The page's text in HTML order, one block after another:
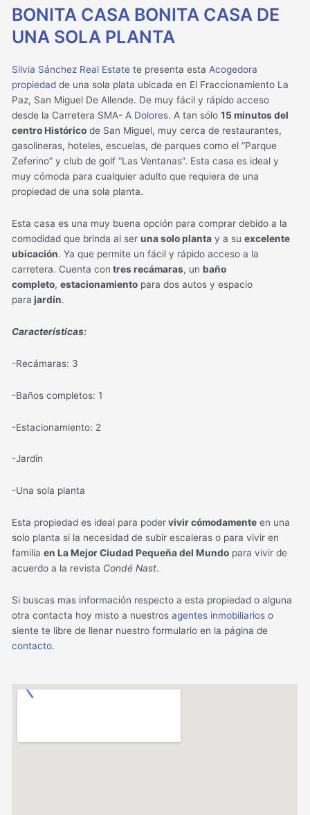
BONITA CASA BONITA CASA DE
UNA SOLA PLANTA
Silvia Sánchez Real Estate te presenta esta Acogedora
propiedad de una sola plata ubicada en El Fraccionamiento La
Paz, San Miguel De Allende. De muy fácil y rápido acceso
desde la Carretera SMA- A Dolores. A tan sólo15 minutos del
centro Histórico de San Miguel, muy cerca de restaurantes,
gasolineras, hoteles, escuelas, de parques como el “Parque
Zeferino” y club de golf “Las Ventanas”. Esta casa es ideal y
muy cómoda para cualquier adulto que requiera de una
propiedad de una sola planta.
Esta casa es una muy buena opción para comprar debido a la
comodidad que brinda al seruna solo planta y a suexcelente
ubicación. Ya que permite un fácil y rápido acceso a la
carretera. Cuenta con tres recámaras, unbaño
completo,estacionamiento para dos autos y espacio
para jardín.
Características:
-Recámaras: 3
-Baños completos: 1
-Estacionamiento: 2
-Jardín
-Una sola planta
Esta propiedad es ideal para podervivir cómodamente en una
solo planta si la necesidad de subir escaleras o para vivir en
familiaen La Mejor Ciudad Pequeña del Mundo para vivir de
acuerdo a la revista Condé Nast.
Si buscas mas información respecto a esta propiedad o alguna
otra contacta hoy misto a nuestrosagentes inmobiliarios o
siente te libre de llenar nuestro formulario en la página de
contacto.